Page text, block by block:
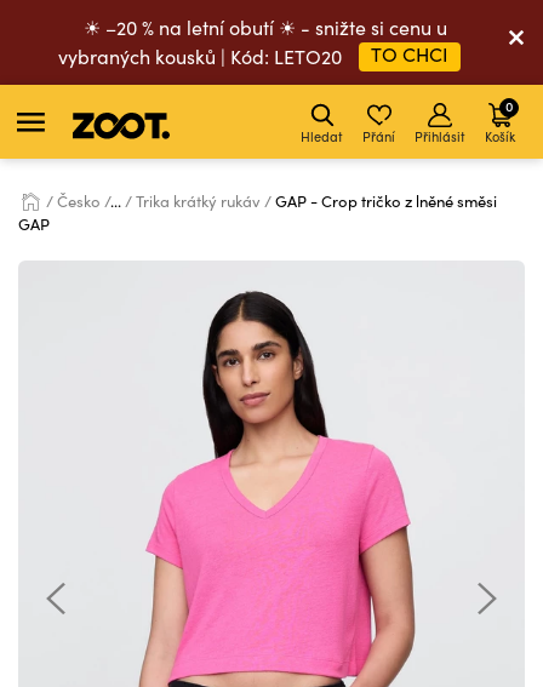
☀ –20 % na letní obutí ☀ - snižte si cenu u
vybraných kousků | Kód: LETO20
TO CHCI
Hledat Přání Přihlásit Košík
0
Česko ... Trika krátký rukáv
GAP - Crop tričko z lněné směsi
GAP